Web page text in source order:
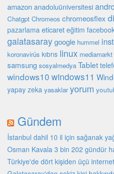
amazon anadoluüniversitesi
Chatgpt Chromeos chromeosflex
pazarlama eticaret eğitim
galatasaraygoogle hummel
koronavirüs kıbrıs linux mediamarkt
samsung sosyalmedya Tablet
windows10 windows11
yapay zeka yasaklar yorum
Gündem
İstanbul dahil 10 il için sağanak
Osman Kavala 3 bin 202 gündür
Türkiye'de dört kişiden üçü internet